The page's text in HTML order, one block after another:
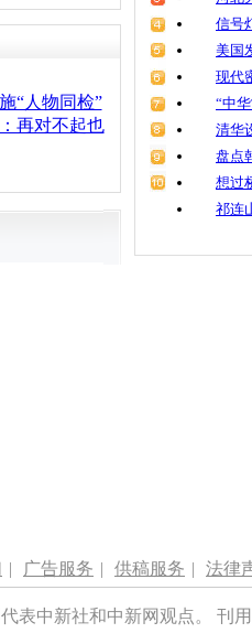
“人物同检”
再对不起也
信号
美国
现代
“中
清华
盘点
想过
祁连
| 广告服务 | 供稿服务 | 法律
表中新社和中新网观点。 刊